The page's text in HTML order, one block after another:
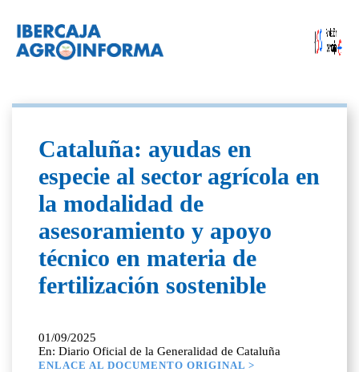
Cataluña: ayudas en
especie al sector agrícola en
la modalidad de
asesoramiento y apoyo
técnico en materia de
fertilización sostenible
01/09/2025
En: Diario Oficial de la Generalidad de Cataluña
ENLACE AL DOCUMENTO ORIGINAL >